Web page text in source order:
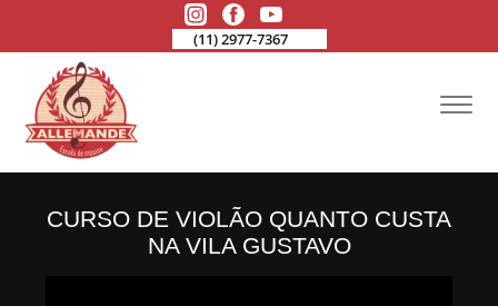
(11) 2977-7367
CURSO DE VIOLÃO QUANTO CUSTA
NA VILA GUSTAVO